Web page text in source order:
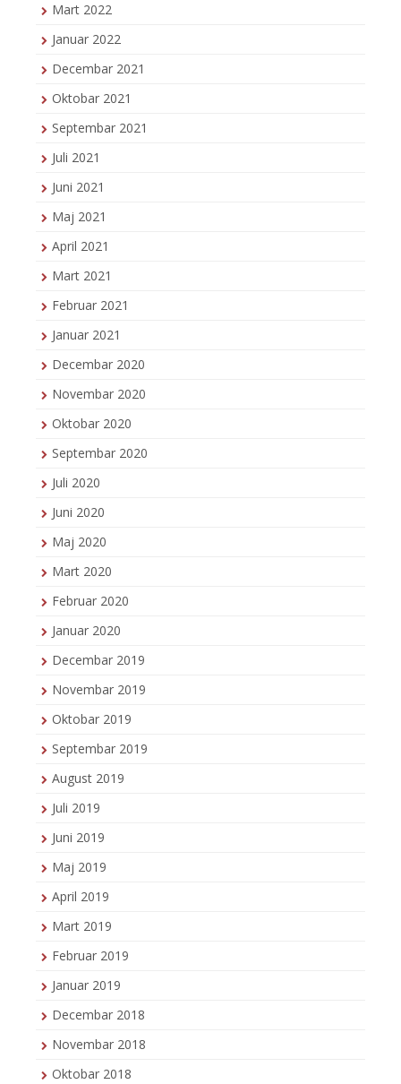
Mart 2022
Januar 2022
Decembar 2021
Oktobar 2021
Septembar 2021
Juli 2021
Juni 2021
Maj 2021
April 2021
Mart 2021
Februar 2021
Januar 2021
Decembar 2020
Novembar 2020
Oktobar 2020
Septembar 2020
Juli 2020
Juni 2020
Maj 2020
Mart 2020
Februar 2020
Januar 2020
Decembar 2019
Novembar 2019
Oktobar 2019
Septembar 2019
August 2019
Juli 2019
Juni 2019
Maj 2019
April 2019
Mart 2019
Februar 2019
Januar 2019
Decembar 2018
Novembar 2018
Oktobar 2018